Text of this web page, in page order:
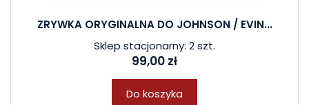
ZRYWKA ORYGINALNA DO JOHNSON / EVIN...
Sklep stacjonarny: 2 szt.
99,00 zł
Do koszyka